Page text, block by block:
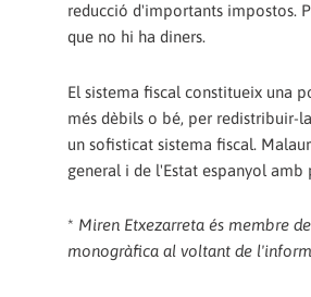
reducció d'importants impostos.
que no hi ha diners.
El sistema fiscal constitueix una
més dèbils o bé, per redistribuir-
un sofisticat sistema fiscal.
general i de l'Estat espanyol amb
* Miren Etxezarreta és membre
monogràfica al voltant de